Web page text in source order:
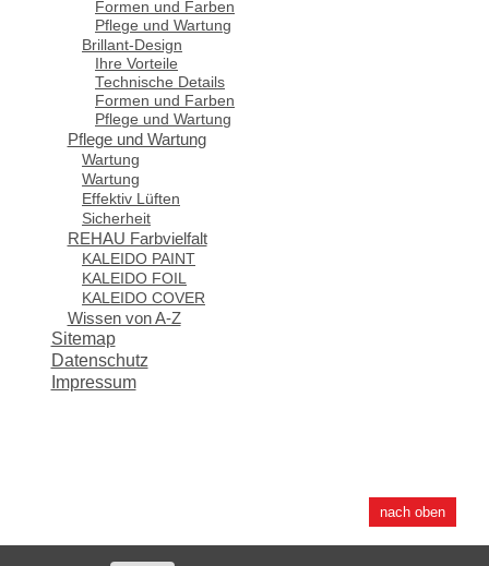
Formen und Farben
Pflege und Wartung
Brillant-Design
Ihre Vorteile
Technische Details
Formen und Farben
Pflege und Wartung
Pflege und Wartung
Wartung
Wartung
Effektiv Lüften
Sicherheit
REHAU Farbvielfalt
KALEIDO PAINT
KALEIDO FOIL
KALEIDO COVER
Wissen von A-Z
Sitemap
Datenschutz
Impressum
nach oben